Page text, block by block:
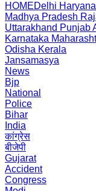
HOMEDelhi Haryana
Madhya Pradesh
Uttarakhand Punjab
Karnataka
Odisha Kerala
Jansamasya
News
Bjp
National
Police
Bihar
India
कांग्रेस
बीजेपी
Gujarat
Accident
Congress